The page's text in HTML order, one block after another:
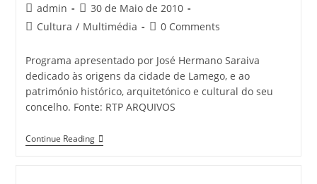
Post
author:
admin
Post
published:
30 de Maio de 2010
PostCultura / Multimédia
Post0 Comments
Programa apresentado por José Hermano Saraiva
dedicado às origens da cidade de Lamego, e ao
património histórico, arquitetónico e cultural do seu
concelho. Fonte: RTP ARQUIVOS
Continue ReadingLamego,
Capital